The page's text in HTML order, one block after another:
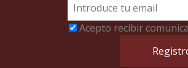
Acepto recibir